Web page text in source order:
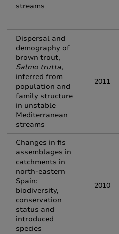
streams
Dispersal and
demography of
brown trout,
Salmo trutta,
inferred from
population and
family structure
in unstable
Mediterranean
streams
2011
Changes in fis
assemblages in
catchments in
north-eastern
Spain:
biodiversity,
conservation
status and
introduced
species
2010